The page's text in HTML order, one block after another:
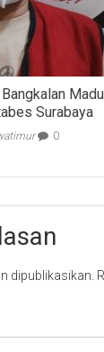
Surabaya
0
dipublikasikan.